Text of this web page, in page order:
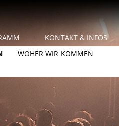
WOHER WIR KOMMEN
KONTAKT & INFOS